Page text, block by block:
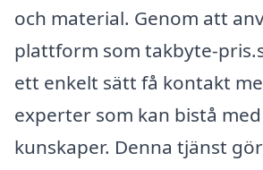
och material. Genom att
plattform som takbyte-
ett enkelt sätt få kontakt
experter som kan bistå
kunskaper. Denna tjänst